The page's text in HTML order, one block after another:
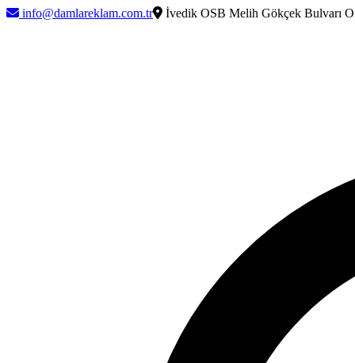
info@damlareklam.com.tr İvedik OSB Melih Gökçek Bulvarı